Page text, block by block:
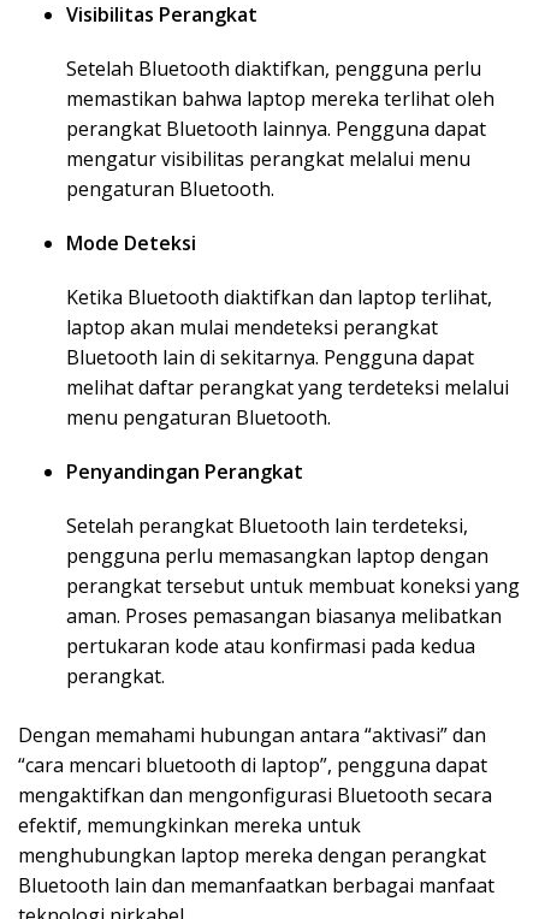
Visibilitas Perangkat
Setelah Bluetooth diaktifkan, pengguna perlu
memastikan bahwa laptop mereka terlihat oleh
perangkat Bluetooth lainnya. Pengguna dapat
mengatur visibilitas perangkat melalui menu
pengaturan Bluetooth.
Mode Deteksi
Ketika Bluetooth diaktifkan dan laptop terlihat,
laptop akan mulai mendeteksi perangkat
Bluetooth lain di sekitarnya. Pengguna dapat
melihat daftar perangkat yang terdeteksi melalui
menu pengaturan Bluetooth.
Penyandingan Perangkat
Setelah perangkat Bluetooth lain terdeteksi,
pengguna perlu memasangkan laptop dengan
perangkat tersebut untuk membuat koneksi yang
aman. Proses pemasangan biasanya melibatkan
pertukaran kode atau konfirmasi pada kedua
perangkat.
Dengan memahami hubungan antara “aktivasi” dan
“cara mencari bluetooth di laptop”, pengguna dapat
mengaktifkan dan mengonfigurasi Bluetooth secara
efektif, memungkinkan mereka untuk
menghubungkan laptop mereka dengan perangkat
Bluetooth lain dan memanfaatkan berbagai manfaat